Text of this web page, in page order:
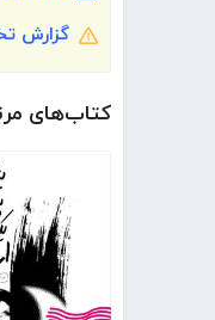
گزارش
کتاب‌های